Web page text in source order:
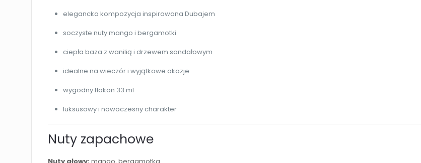
elegancka kompozycja inspirowana Dubajem
soczyste nuty mango i bergamotki
ciepła baza z wanilią i drzewem sandałowym
idealne na wieczór i wyjątkowe okazje
wygodny flakon 33 ml
luksusowy i nowoczesny charakter
Nuty zapachowe